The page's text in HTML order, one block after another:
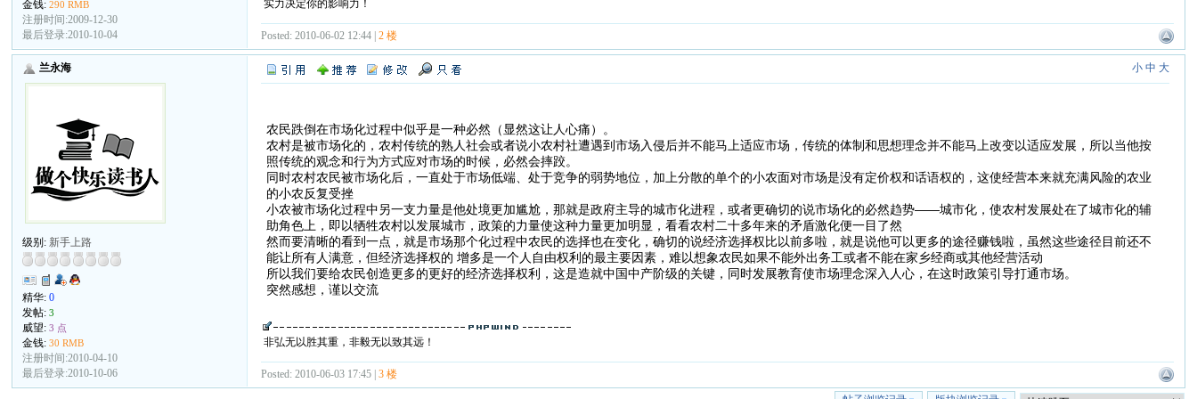
金钱:290 RMB
注册时间:2009-12-30
最后登录:2010-10-04
实力决定你的影响力！
Posted: 2010-06-02 12:44 |2 楼
兰永海
级别: 新手上路
精华:0
发帖:3
威望:3 点
金钱:30 RMB
注册时间:2010-04-10
最后登录:2010-10-06
小 中 大
农民跌倒在市场化过程中似乎是一种必然（显然这让人心痛）。
农村是被市场化的，农村传统的熟人社会或者说小农村社遭遇到市场入侵后并不能马上适应市场，传统的体制和思想理念并不能马上改变以适应发展，所以当他按
照传统的观念和行为方式应对市场的时候，必然会摔跤。
同时农村农民被市场化后，一直处于市场低端、处于竞争的弱势地位，加上分散的单个的小农面对市场是没有定价权和话语权的，这使经营本来就充满风险的农业
的小农反复受挫
小农被市场化过程中另一支力量是他处境更加尴尬，那就是政府主导的城市化进程，或者更确切的说市场化的必然趋势——城市化，使农村发展处在了城市化的辅
助角色上，即以牺牲农村以发展城市，政策的力量使这种力量更加明显，看看农村二十多年来的矛盾激化便一目了然
然而要清晰的看到一点，就是市场那个化过程中农民的选择也在变化，确切的说经济选择权比以前多啦，就是说他可以更多的途径赚钱啦，虽然这些途径目前还不
能让所有人满意，但经济选择权的 增多是一个人自由权利的最主要因素，难以想象农民如果不能外出务工或者不能在家乡经商或其他经营活动
所以我们要给农民创造更多的更好的经济选择权利，这是造就中国中产阶级的关键，同时发展教育使市场理念深入人心，在这时政策引导打通市场。
突然感想，谨以交流
非弘无以胜其重，非毅无以致其远！
Posted: 2010-06-03 17:45 |3 楼